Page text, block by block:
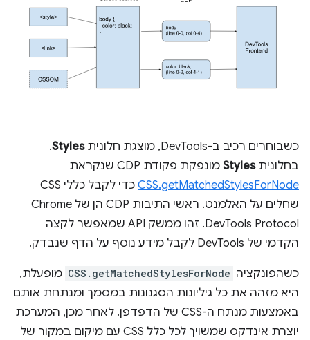
כשבוחרים רכיב ב-DevTools, מוצגת חלונית Styles
.
בחלוניתStyles מונפקת פקודת CDP שנקראת
CSS.getMatchedStylesForNode
כדי לקבל כללי CSS
שחלים על האלמנט. ראשי התיבות CDP הן של Chrome
DevTools Protocol. זהו ממשק API שמאפשר לקצה
הקדמי של DevTools לקבל מידע נוסף על הדף שנבדק.
כשהפונקציה CSS.getMatchedStylesForNode מופעלת,
היא מזהה את כל גיליונות הסגנונות במסמך ומנתחת אותם
באמצעות מנתח ה-CSS של הדפדפן. לאחר מכן, המערכת
יוצרת אינדקס שמשויך לכל כלל CSS עם מיקום במקור של